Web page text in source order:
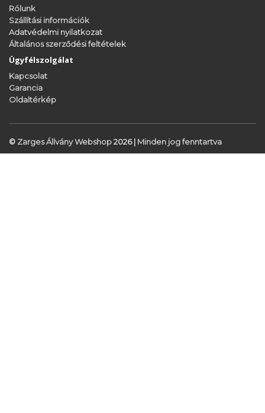
Rólunk
Szállítási információk
Adatvédelmi nyilatkozat
Általános szerződési feltételek
Ügyfélszolgálat
Kapcsolat
Garancia
Oldaltérkép
© Zarges Állvány Webshop2026 | Minden jog fenntartva